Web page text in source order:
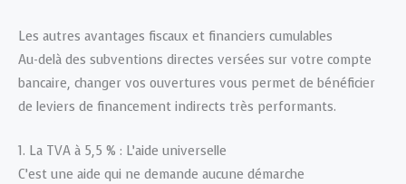
Les autres avantages fiscaux et financiers cumulables
Au-delà des subventions directes versées sur votre compte
bancaire, changer vos ouvertures vous permet de bénéficier
de leviers de financement indirects très performants.
1. La TVA à 5,5 % : L’aide universelle
C’est une aide qui ne demande aucune démarche